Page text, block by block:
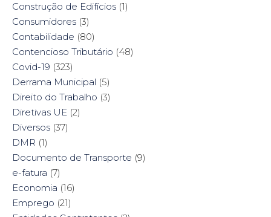
Construção de Edifícios (1)
Consumidores (3)
Contabilidade (80)
Contencioso Tributário (48)
Covid-19 (323)
Derrama Municipal (5)
Direito do Trabalho (3)
Diretivas UE (2)
Diversos (37)
DMR (1)
Documento de Transporte (9)
e-fatura (7)
Economia (16)
Emprego (21)